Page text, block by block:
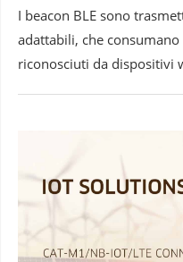
I beacon BLE sono
adattabili, che
riconosciuti da dispositivi